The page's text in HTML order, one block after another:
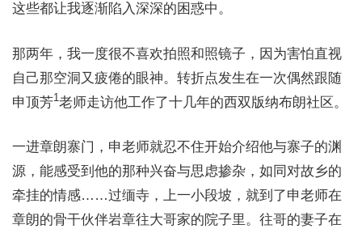
这些都让我逐渐陷入深深的困惑中。
那两年，我一度很不喜欢拍照和照镜子，因为害怕直视
自己那空洞又疲倦的眼神。转折点发生在一次偶然跟随
申顶芳1老师走访他工作了十几年的西双版纳布朗社区。
一进章朗寨门，申老师就忍不住开始介绍他与寨子的渊
源，能感受到他的那种兴奋与思虑掺杂，如同对故乡的
牵挂的情感……过缅寺，上一小段坡，就到了申老师在
章朗的骨干伙伴岩章往大哥家的院子里。往哥的妻子在